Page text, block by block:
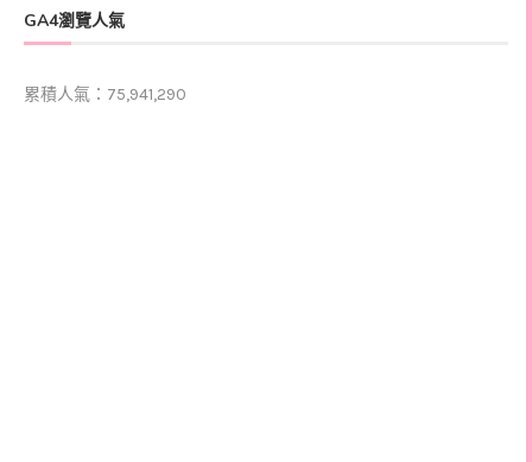
GA4瀏覽人氣
累積人氣：75,941,290